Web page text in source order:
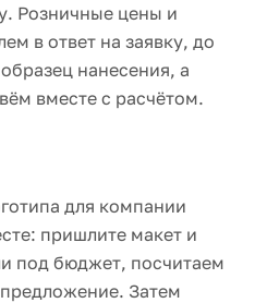
Розничные цены и
в ответ на заявку, до
нанесения, а
вместе с расчётом.
для компании
пришлите макет и
под бюджет, посчитаем
Затем